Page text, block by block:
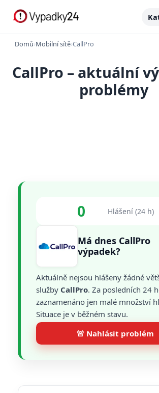
Domů›Mobilní sítě›CallPro
CallPro – aktuální
problémy
0 Hlášení (24 h)
Má dnes CallPro
výpadek?
Aktuálně nejsou hlášeny žádné
služby CallPro. Za posledních 24
zaznamenáno jen malé množství
Situace je v běžném stavu.
🚨 Nahlásit problém